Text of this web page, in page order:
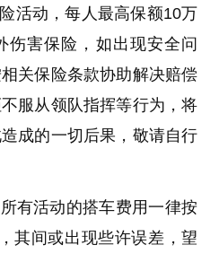
活动，每人最高保额10万
伤害保险，如出现安全问
关保险条款协助解决赔偿
服从领队指挥等行为，将
成的一切后果，敬请自行
有活动的搭车费用一律按
其间或出现些许误差，望